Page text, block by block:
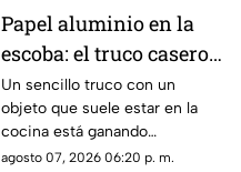
Papel aluminio en la
escoba: el truco casero
que se volvió viral
Un sencillo truco con un
objeto que suele estar en la
cocina está ganando
popularidad entre quienes
agosto 07, 2026 06:20 p. m.